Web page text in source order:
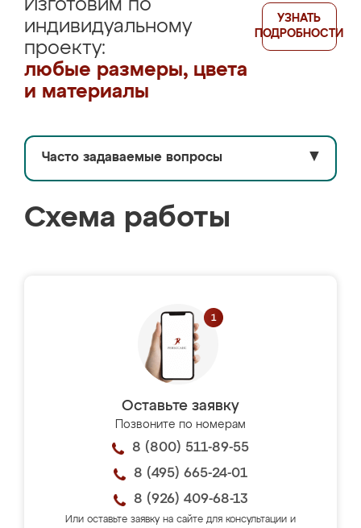
Изготовим по
индивидуальному
проекту:
любые размеры, цвета
и материалы
УЗНАТЬ
ПОДРОБНОСТИ
Часто задаваемые вопросы ▼
Схема работы
Оставьте заявку
Позвоните по номерам
8 (800) 511-89-55
8 (495) 665-24-01
8 (926) 409-68-13
Или оставьте заявку на сайте для консультации и